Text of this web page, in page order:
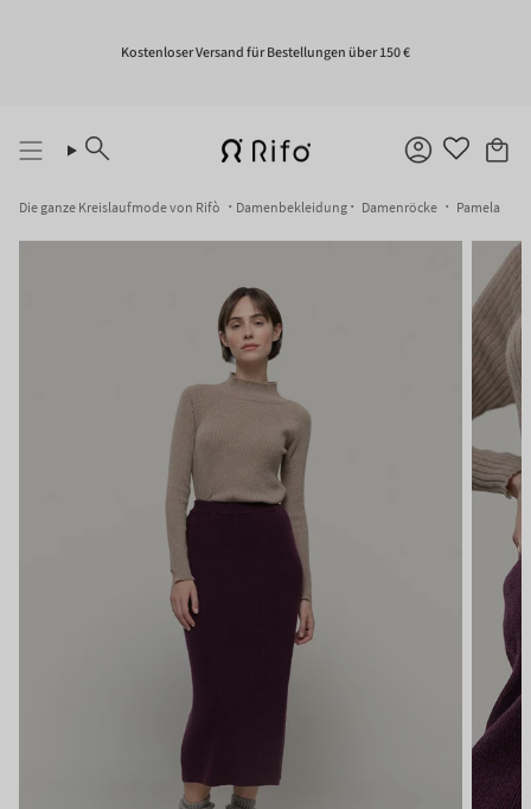
Kostenloser Versand für Bestellungen über 150 €
Suche Konto
Die ganze Kreislaufmode von Rifò Damenbekleidung Damenröcke Pamela